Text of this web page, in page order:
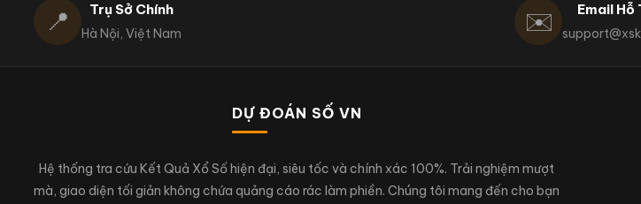
📍 Trụ Sở Chính
Hà Nội, Việt Nam ✉️ Email Hỗ
DỰ ĐOÁN SỐ VN
Hệ thống tra cứu Kết Quả Xổ Số hiện đại, siêu tốc và chính xác 100%. Trải nghiệm mượt
mà, giao diện tối giản không chứa quảng cáo rác làm phiền. Chúng tôi mang đến cho bạn